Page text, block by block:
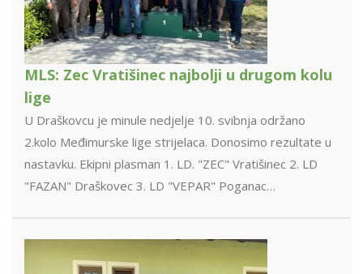
MLS: Zec Vratišinec najbolji u drugom kolu
lige
U Draškovcu je minule nedjelje 10. svibnja održano
2.kolo Međimurske lige strijelaca. Donosimo rezultate u
nastavku. Ekipni plasman 1. LD. "ZEC" Vratišinec 2. LD
"FAZAN" Draškovec 3. LD "VEPAR" Poganac…